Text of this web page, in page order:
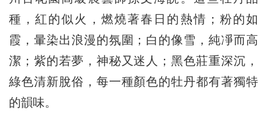
種，紅的似火，燃燒著春日的熱情；粉的如
霞，暈染出浪漫的氛圍；白的像雪，純凈而高
潔；紫的若夢，神秘又迷人；黑色莊重深沉，
綠色清新脫俗，每一種顏色的牡丹都有著獨特
的韻味。